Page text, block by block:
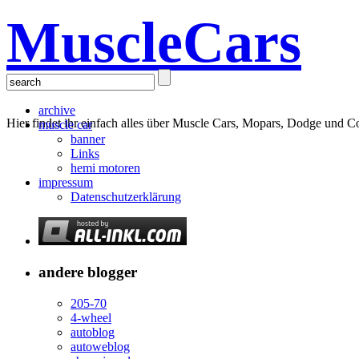
MuscleCars
Hier findet ihr einfach alles über Muscle Cars, Mopars, Dodge und
archive
muscle car
banner
Links
hemi motoren
impressum
Datenschutzerklärung
andere blogger
205-70
4-wheel
autoblog
autoweblog